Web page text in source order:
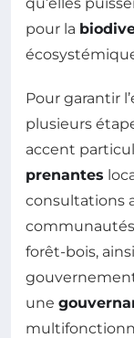
pour la
Pour garantir
plusieurs
accent
prenantes
consultations
forêt-bois,
une